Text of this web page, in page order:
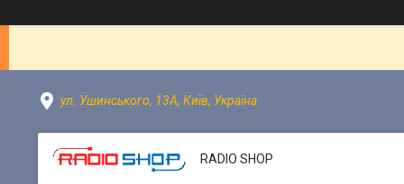
ул. Ушинського, 13А, Київ, Україна
RADIO SHOP